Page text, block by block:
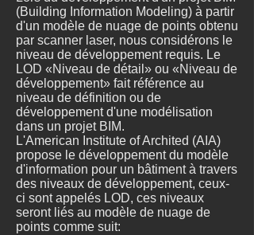
(Building Information Modeling) à partir
d'un modèle de nuage de points obtenu
par scanner laser, nous considérons le
niveau de développement requis. Le
LOD «Niveau de détail» ou «Niveau de
développement» fait référence au
niveau de définition ou de
développement d'une modélisation
dans un projet BIM.
L'American Institute of Archited (AIA)
propose le développement du modèle
d'information pour un bâtiment à travers
des niveaux de développement, ceux-
ci sont appelés LOD, ces niveaux
seront liés au modèle de nuage de
points comme suit: